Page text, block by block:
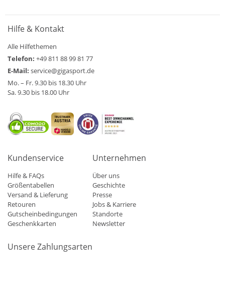
Hilfe & Kontakt
Alle Hilfethemen
Telefon: +49 811 88 99 81 77
E-Mail: service@gigasport.de
Mo. – Fr. 9.30 bis 18.30 Uhr
Sa. 9.30 bis 18.00 Uhr
Kundenservice
Hilfe & FAQs
Größentabellen
Versand & Lieferung
Retouren
Gutscheinbedingungen
Geschenkkarten
Unternehmen
Über uns
Geschichte
Presse
Jobs & Karriere
Standorte
Newsletter
Unsere Zahlungsarten